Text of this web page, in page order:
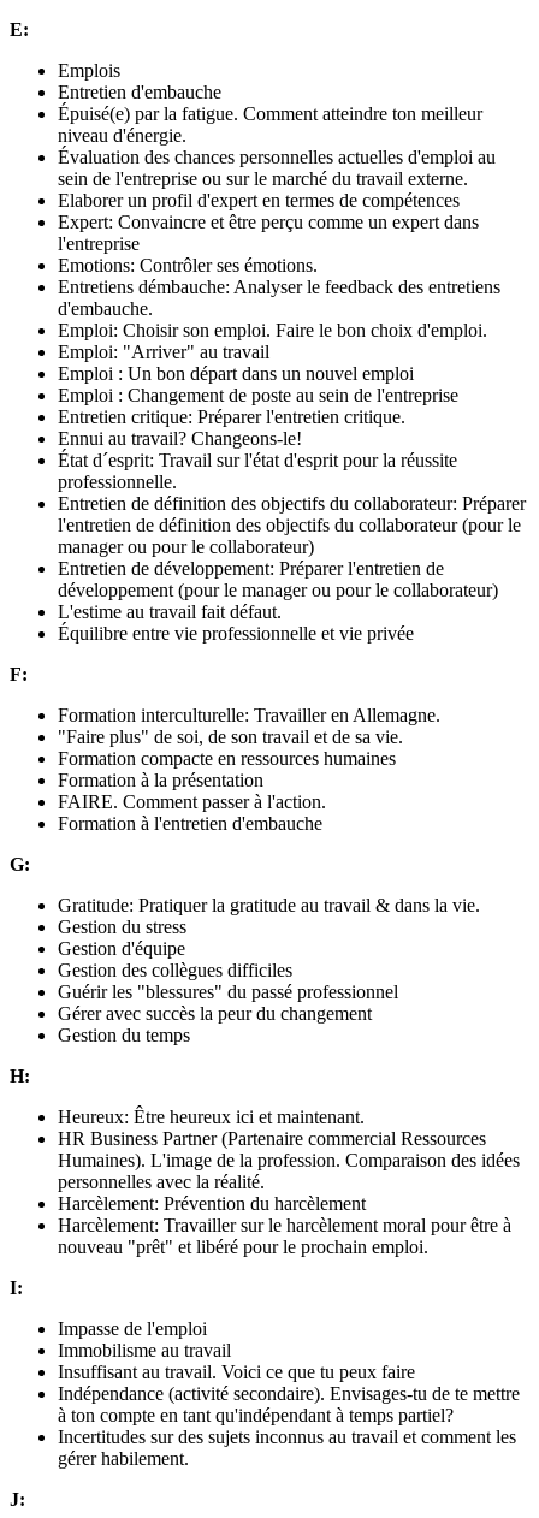
E:
Emplois
Entretien d'embauche
Épuisé(e) par la fatigue. Comment atteindre ton meilleur
niveau d'énergie.
Évaluation des chances personnelles actuelles d'emploi au
sein de l'entreprise ou sur le marché du travail externe.
Elaborer un profil d'expert en termes de compétences
Expert: Convaincre et être perçu comme un expert dans
l'entreprise
Emotions: Contrôler ses émotions.
Entretiens démbauche: Analyser le feedback des entretiens
d'embauche.
Emploi: Choisir son emploi. Faire le bon choix d'emploi.
Emploi: "Arriver" au travail
Emploi : Un bon départ dans un nouvel emploi
Emploi : Changement de poste au sein de l'entreprise
Entretien critique: Préparer l'entretien critique.
Ennui au travail? Changeons-le!
État d´esprit: Travail sur l'état d'esprit pour la réussite
professionnelle.
Entretien de définition des objectifs du collaborateur: Préparer
l'entretien de définition des objectifs du collaborateur (pour le
manager ou pour le collaborateur)
Entretien de développement: Préparer l'entretien de
développement (pour le manager ou pour le collaborateur)
L'estime au travail fait défaut.
Équilibre entre vie professionnelle et vie privée
F:
Formation interculturelle: Travailler en Allemagne.
"Faire plus" de soi, de son travail et de sa vie.
Formation compacte en ressources humaines
Formation à la présentation
FAIRE. Comment passer à l'action.
Formation à l'entretien d'embauche
G:
Gratitude: Pratiquer la gratitude au travail & dans la vie.
Gestion du stress
Gestion d'équipe
Gestion des collègues difficiles
Guérir les "blessures" du passé professionnel
Gérer avec succès la peur du changement
Gestion du temps
H:
Heureux: Être heureux ici et maintenant.
HR Business Partner (Partenaire commercial Ressources
Humaines). L'image de la profession. Comparaison des idées
personnelles avec la réalité.
Harcèlement: Prévention du harcèlement
Harcèlement: Travailler sur le harcèlement moral pour être à
nouveau "prêt" et libéré pour le prochain emploi.
I:
Impasse de l'emploi
Immobilisme au travail
Insuffisant au travail. Voici ce que tu peux faire
Indépendance (activité secondaire). Envisages-tu de te mettre
à ton compte en tant qu'indépendant à temps partiel?
Incertitudes sur des sujets inconnus au travail et comment les
gérer habilement.
J: